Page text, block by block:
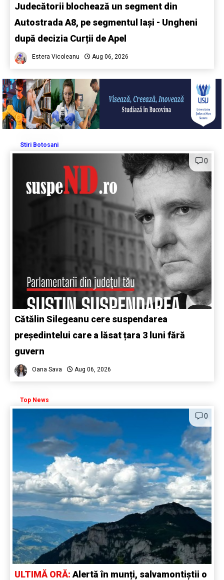
Judecătorii blochează un segment din
Autostrada A8, pe segmentul Iași - Ungheni
după decizia Curții de Apel
Estera Vicoleanu Aug 06, 2026
Stiri Botosani
0
Cătălin Silegeanu cere suspendarea
președintelui care a lăsat țara 3 luni fără
guvern
Oana Sava Aug 06, 2026
Top News
0
ULTIMĂ ORĂ: Alertă în munți, salvamontiștii o